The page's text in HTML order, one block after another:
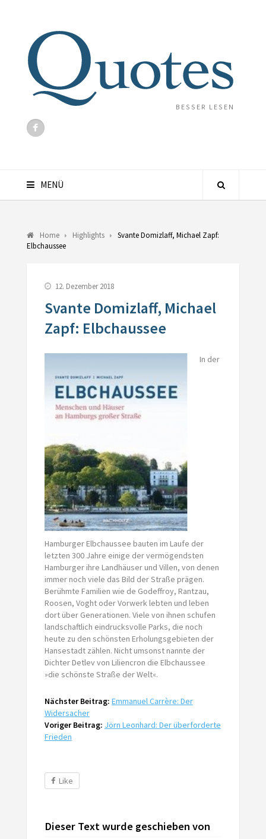
BESSER LESEN
MENÜ
Home Highlights
Svante Domizlaff, Michael Zapf:
Elbchaussee
12. Dezember 2018
Svante Domizlaff, Michael
Zapf: Elbchaussee
In der
Hamburger Elbchaussee bauten im Laufe der
letzten 300 Jahre einige der vermögendsten
Hamburger ihre Landhäuser und Villen, von denen
immer noch viele das Bild der Straße prägen.
Berühmte Familien wie de Godeffroy, Rantzau,
Roosen, Voght oder Vorwerk lebten und leben
dort über Generationen. Viele von ihnen schufen
landschaftlich eindrucksvolle Parks, die noch
heute zu den schönsten Erholungsgebieten der
Hansestadt zählen. Nicht umsonst nannte der
Dichter Detlev von Liliencron die Elbchaussee
»die schönste Straße der Welt«.
Nächster Beitrag: Emmanuel Carrère: Der
Widersacher
Voriger Beitrag: Jörn Leonhard: Der überforderte
Frieden
Like
Dieser Text wurde geschieben von